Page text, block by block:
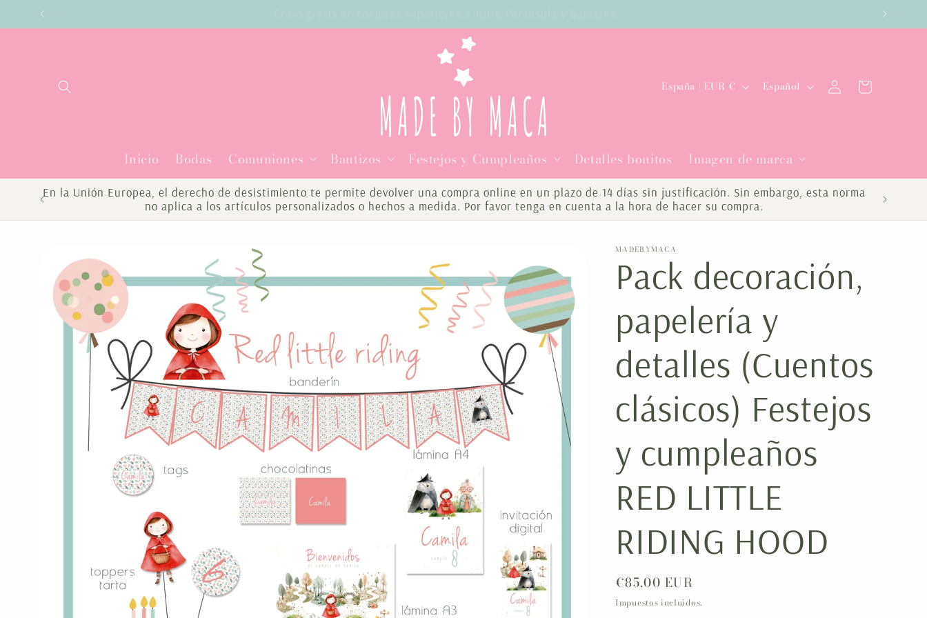
directamente
al contenido
Inicio Bodas Comuniones Bautizos Festejos y Cumpleaños Detalles bonitos Imagen de marca
P
s
/
r
e
g
i
ó
n
España | EUR €
o
m
a
Español
Iniciar
sesión
Carrito
En la Unión Europea, el derecho de desistimiento te permite devolver una compra online en un plazo de 14 días sin justificación. Sin embargo, esta norma
no aplica a los artículos personalizados o hechos a medida. Por favor tenga en cuenta a la hora de hacer su compra.
a la
información
del producto
MADEBYMACA
Pack decoración,
papelería y
detalles (Cuentos
clásicos) Festejos
y cumpleaños
RED LITTLE
RIDING HOOD
Precio
habitual
€85,00 EUR
Impuestos incluidos.